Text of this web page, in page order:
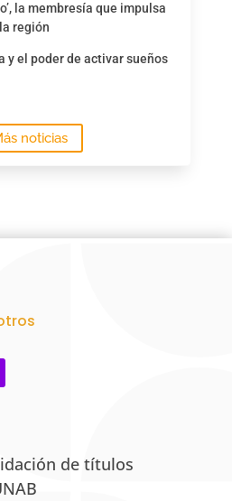
la membresía que impulsa
región
y el poder de activar sueños
noticias
de títulos